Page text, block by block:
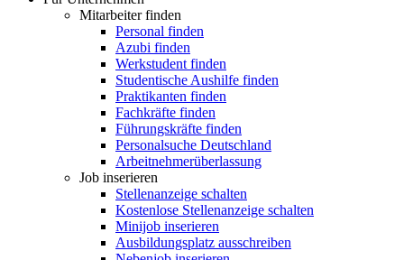
Mitarbeiter finden
Personal finden
Azubi finden
Werkstudent finden
Studentische Aushilfe finden
Praktikanten finden
Fachkräfte finden
Führungskräfte finden
Personalsuche Deutschland
Arbeitnehmerüberlassung
Job inserieren
Stellenanzeige schalten
Kostenlose Stellenanzeige schalten
Minijob inserieren
Ausbildungsplatz ausschreiben